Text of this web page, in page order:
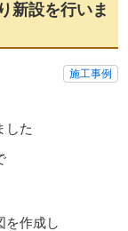
新設を行いま
施工事例
した
を作成し